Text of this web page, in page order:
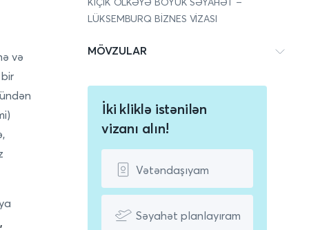
və
LÜKSEMBURQ BİZNES VİZASI
MÖVZULAR
İki kliklə istənilən
vizanı alın!
Vətəndaşıyam
Səyahət planlayıram